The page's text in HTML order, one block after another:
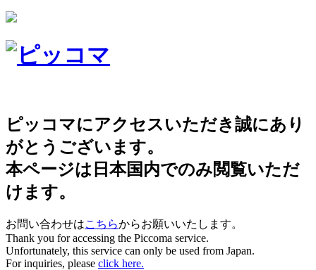
ピッコマにアクセスいただき誠にあり
がとうございます。
本ページは日本国内でのみ閲覧いただ
けます。
お問い合わせはこちらからお願いいたします。
Thank you for accessing the Piccoma service.
Unfortunately, this service can only be used from Japan.
For inquiries, please click here.